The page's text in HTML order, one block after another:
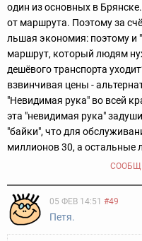
один из основных в
от маршрута. Поэтому за
льшая экономия: поэтому и
маршрут, который людям
дешёвого транспорта
взвинчивая цены -
"Невидимая рука" во всей
эта "невидимая рука"
"байки", что для
миллионов 30, а остальные
05 ФЕВ 14:51 #49
Петя.